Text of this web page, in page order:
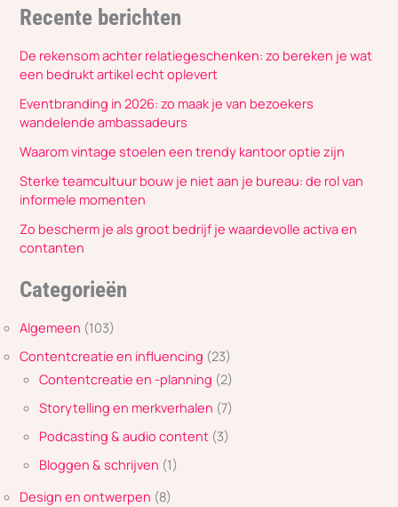
Recente berichten
De rekensom achter relatiegeschenken: zo bereken je wat
een bedrukt artikel echt oplevert
Eventbranding in 2026: zo maak je van bezoekers
wandelende ambassadeurs
Waarom vintage stoelen een trendy kantoor optie zijn
Sterke teamcultuur bouw je niet aan je bureau: de rol van
informele momenten
Zo bescherm je als groot bedrijf je waardevolle activa en
contanten
Categorieën
Algemeen (103)
Contentcreatie en influencing (23)
Contentcreatie en -planning (2)
Storytelling en merkverhalen (7)
Podcasting & audio content (3)
Bloggen & schrijven (1)
Design en ontwerpen (8)